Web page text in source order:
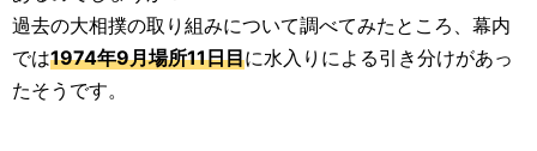
過去の大相撲の取り組みについて調べてみたところ、幕内
では1974年9月場所11日目に水入りによる引き分けがあっ
たそうです。